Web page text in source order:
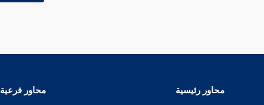
قال
محاور رئيسية محاور فرعية